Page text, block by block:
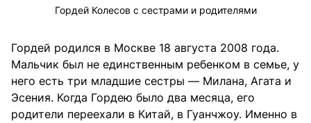
Гордей Колесов с сестрами и родителями
Гордей родился в Москве 18 августа 2008 года.
Мальчик был не единственным ребенком в семье, у
него есть три младшие сестры — Милана, Агата и
Эсения. Когда Гордею было два месяца, его
родители переехали в Китай, в Гуанчжоу. Именно в